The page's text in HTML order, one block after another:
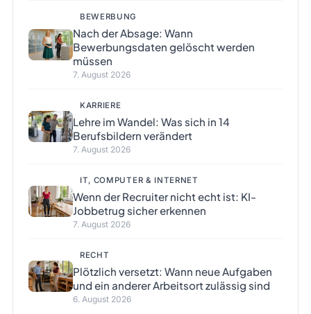
BEWERBUNG
Nach der Absage: Wann
Bewerbungsdaten gelöscht werden
müssen
7. August 2026
KARRIERE
Lehre im Wandel: Was sich in 14
Berufsbildern verändert
7. August 2026
IT, COMPUTER & INTERNET
Wenn der Recruiter nicht echt ist: KI-
Jobbetrug sicher erkennen
7. August 2026
RECHT
Plötzlich versetzt: Wann neue Aufgaben
und ein anderer Arbeitsort zulässig sind
6. August 2026